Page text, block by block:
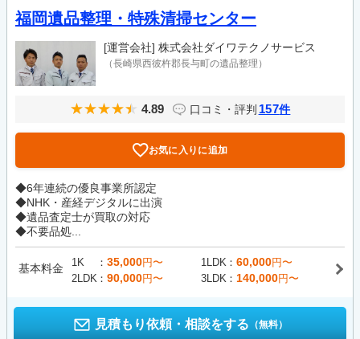
福岡遺品整理・特殊清掃センター
[運営会社] 株式会社ダイワテクノサービス
（長崎県西彼杵郡長与町の遺品整理）
4.89 口コミ・評判 157件
お気に入りに追加
◆6年連続の優良事業所認定
◆NHK・産経デジタルに出演
◆遺品査定士が買取の対応
◆不要品処...
基本料金 1K 35,000円〜 1LDK 60,000円〜
2LDK
90,000円〜 3LDK 140,000円〜
見積もり依頼・相談をする （無料）